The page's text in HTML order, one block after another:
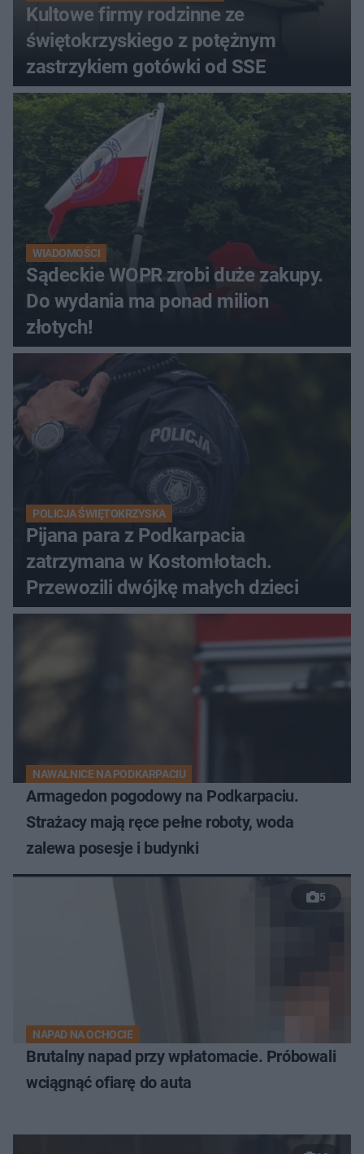
Kultowe firmy rodzinne ze
świętokrzyskiego z potężnym
zastrzykiem gotówki od SSE
WIADOMOŚCI
Sądeckie WOPR zrobi duże zakupy.
Do wydania ma ponad milion
złotych!
POLICJA ŚWIĘTOKRZYSKA
Pijana para z Podkarpacia
zatrzymana w Kostomłotach.
Przewozili dwójkę małych dzieci
NAWAŁNICE NA PODKARPACIU
Armagedon pogodowy na Podkarpaciu.
Strażacy mają ręce pełne roboty, woda
zalewa posesje i budynki
5
NAPAD NA OCHOCIE
Brutalny napad przy wpłatomacie. Próbowali
wciągnąć ofiarę do auta